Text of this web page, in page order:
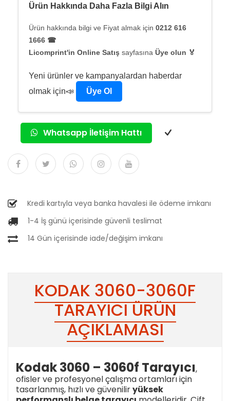
Ürün Hakkında Daha Fazla Bilgi Alın
Ürün hakkında bilgi ve Fiyat almak için 0212 616
1666 ☎
Licomprint'in Online Satış sayfasına Üye olun 🏅
Yeni ürünler ve kampanyalardan haberdar
olmak için📣
Üye Ol
Whatsapp İletişim Hattı
Kredi kartıyla veya banka havalesi ile ödeme imkanı
1-4 İş günü içerisinde güvenli teslimat
14 Gün içerisinde iade/değişim imkanı
KODAK 3060-3060F
TARAYICI ÜRÜN
AÇIKLAMASI
Kodak 3060 – 3060f Tarayıcı,
ofisler ve profesyonel çalışma ortamları için
tasarlanmış, hızlı ve güveniliryüksek